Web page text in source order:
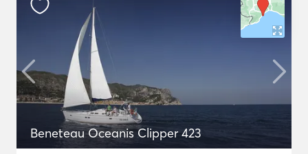
Beneteau Oceanis Clipper 423